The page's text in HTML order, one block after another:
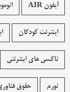
آیفون AIR
اینترنت کودکان
تاکسی های اینترنتی
تورم حقوق